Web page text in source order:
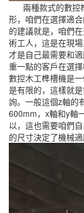
兩種款式的數控
形，咱們在選擇適
的建議就是，咱們
術工人，這是在現
才是自己最需要和
重一點的客戶在選
數控木工榫槽機是
是有限的，這樣就
詢。一般這個z軸的
600mm，x軸和y軸
以，這也需要咱們
的尺寸決定了機械